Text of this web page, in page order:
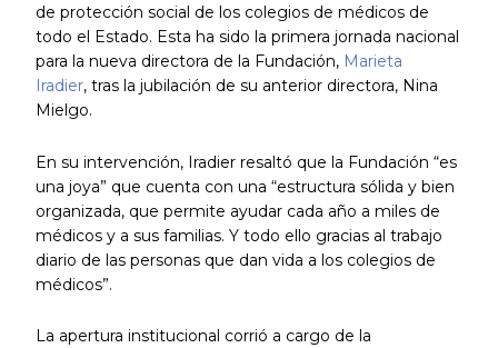
de protección social de los colegios de médicos de
todo el Estado. Esta ha sido la primera jornada nacional
para la nueva directora de la Fundación, Marieta
Iradier, tras la jubilación de su anterior directora, Nina
Mielgo.
En su intervención, Iradier resaltó que la Fundación “es
una joya” que cuenta con una “estructura sólida y bien
organizada, que permite ayudar cada año a miles de
médicos y a sus familias. Y todo ello gracias al trabajo
diario de las personas que dan vida a los colegios de
médicos”.
La apertura institucional corrió a cargo de la